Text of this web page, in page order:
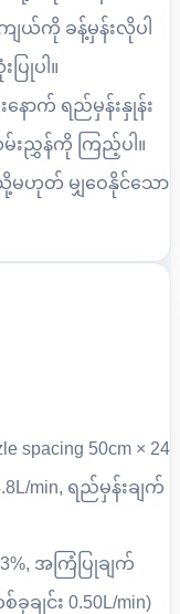
ယ်ကို ခန့်မှန်းလိုပါ
ပါ။
နောက် ရည်မှန်းနှုန်း
ညွှန်ကို ကြည့်ပါ။
ဟုတ် မျှဝေနိုင်သော
spacing 50cm × 24
min, ရည်မှန်းချက်
အကြံပြုချက်
ချင်း 0.50L/min)